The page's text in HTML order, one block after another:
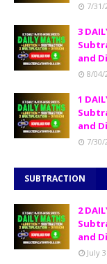
7/31/
3
and
8/04/
1
and
7/30/
SUBTRACTION
2
and
July